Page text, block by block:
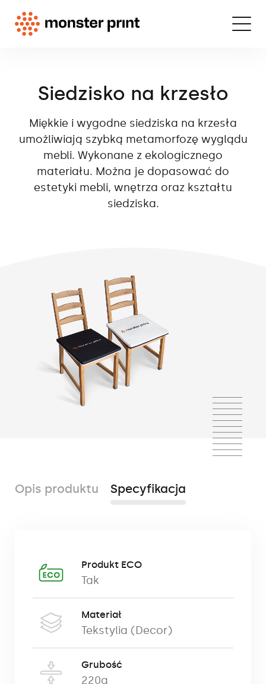
Siedzisko na krzesło
Miękkie i wygodne siedziska na krzesła
umożliwiają szybką metamorfozę wyglądu
mebli. Wykonane z ekologicznego
materiału. Można je dopasować do
estetyki mebli, wnętrza oraz kształtu
siedziska.
Opis produktu Specyfikacja
Produkt ECO
Tak
Materiał
Tekstylia (Decor)
Grubość
220g